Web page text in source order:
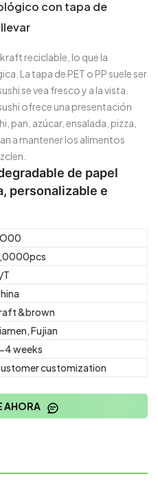
con tapa de
reciclable, lo que la
La tapa de PET o PP suele ser
se vea fresco y a la vista.
ofrece una presentación
pan, azúcar, ensalada, pizza,
a mantener los alimentos
de papel
personalizable e
T
&brown
Fujian
4 weeks
customization
AHORA